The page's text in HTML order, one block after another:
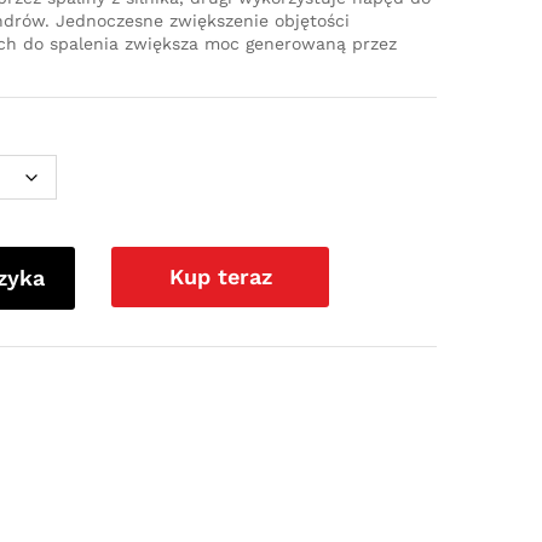
Jednoczesne zwiększenie objętości
do spalenia zwiększa moc generowaną przez
Kup teraz